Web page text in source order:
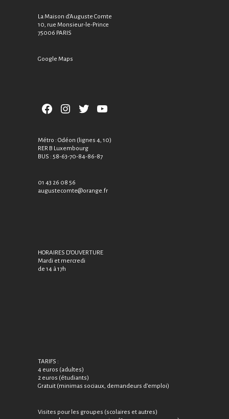
La Maison d’Auguste Comte
10, rue Monsieur-le-Prince
75006 PARIS
Google Maps
Facebook
Instagram
TwitterYouTube
Métro : Odéon (lignes 4, 10)
RER B Luxembourg
BUS : 58-63-70-84-86-87
01 43 26 08 56
augustecomte@orange.fr
HORAIRES D’OUVERTURE
Mardi et mercredi
de 14 à 17h
TARIFS :
4 euros (adultes)
2 euros (étudiants)
Gratuit (minimas sociaux, demandeurs d’emploi)
Visites pour les groupes (scolaires et autres)